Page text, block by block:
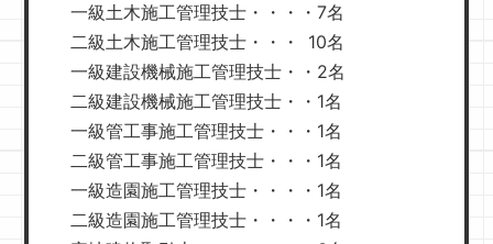
一級土木施工管理技士・・・・7名
二級土木施工管理技士・・・ 10名
一級建設機械施工管理技士・・2名
二級建設機械施工管理技士・・1名
一級管工事施工管理技士・・・1名
二級管工事施工管理技士・・・1名
一級造園施工管理技士・・・・1名
二級造園施工管理技士・・・・1名